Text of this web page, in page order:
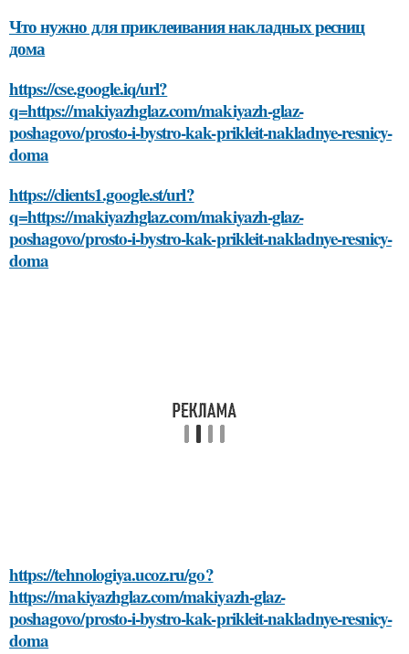
Что нужно для приклеивания накладных ресниц
дома
https://cse.google.iq/url?
q=https://makiyazhglaz.com/makiyazh-glaz-
poshagovo/prosto-i-bystro-kak-prikleit-nakladnye-resnicy-
doma
https://clients1.google.st/url?
q=https://makiyazhglaz.com/makiyazh-glaz-
poshagovo/prosto-i-bystro-kak-prikleit-nakladnye-resnicy-
doma
https://tehnologiya.ucoz.ru/go?
https://makiyazhglaz.com/makiyazh-glaz-
poshagovo/prosto-i-bystro-kak-prikleit-nakladnye-resnicy-
doma